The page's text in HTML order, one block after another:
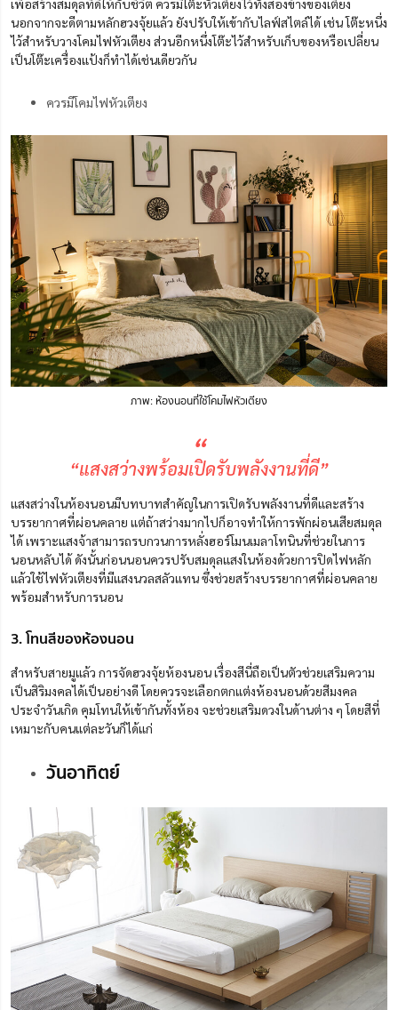
เพื่อสร้างสมดุลที่ดีให้กับชีวิต ควรมีโต๊ะหัวเตียงไว้ทั้งสองข้างของเตียง
นอกจากจะดีตามหลักฮวงจุ้ยแล้ว ยังปรับให้เข้ากับไลฟ์สไตล์ได้เช่น โต๊ะหนึ่ง
ไว้สำหรับวางโคมไฟหัวเตียง ส่วนอีกหนึ่งโต๊ะไว้สำหรับเก็บของหรือเปลี่ยน
เป็นโต๊ะเครื่องแป้งก็ทำได้เช่นเดียวกัน
ควรมีโคมไฟหัวเตียง
ภาพ: ห้องนอนที่ใช้โคมไฟหัวเตียง
“
“แสงสว่างพร้อมเปิดรับพลังงานที่ดี”
แสงสว่างในห้องนอนมีบทบาทสำคัญในการเปิดรับพลังงานที่ดีและสร้าง
บรรยากาศที่ผ่อนคลาย แต่ถ้าสว่างมากไปก็อาจทำให้การพักผ่อนเสียสมดุล
ได้ เพราะแสงจ้าสามารถรบกวนการหลั่งฮอร์โมนเมลาโทนินที่ช่วยในการ
นอนหลับได้ ดังนั้นก่อนนอนควรปรับสมดุลแสงในห้องด้วยการปิดไฟหลัก
แล้วใช้ไฟหัวเตียงที่มีแสงนวลสลัวแทน ซึ่งช่วยสร้างบรรยากาศที่ผ่อนคลาย
พร้อมสำหรับการนอน
3. โทนสีของห้องนอน
สำหรับสายมูแล้ว การจัดฮวงจุ้ยห้องนอน เรื่องสีนี่ถือเป็นตัวช่วยเสริมความ
เป็นสิริมงคลได้เป็นอย่างดี โดยควรจะเลือกตกแต่งห้องนอนด้วยสีมงคล
ประจำวันเกิด คุมโทนให้เข้ากันทั้งห้อง จะช่วยเสริมดวงในด้านต่าง ๆ โดยสีที่
เหมาะกับคนแต่ละวันก็ได้แก่
วันอาทิตย์